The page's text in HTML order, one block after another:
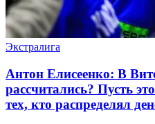
Экстралига
Антон Елисеенко: В
рассчитались? Пусть
тех, кто распределял